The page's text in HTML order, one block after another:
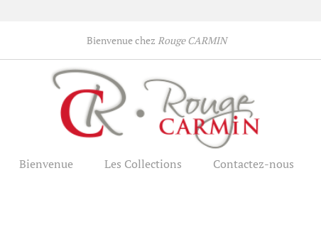
Bienvenue chez Rouge CARMIN
Bienvenue Les Collections Contactez-nous